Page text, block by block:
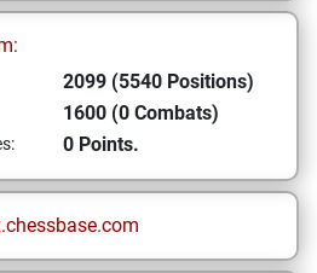
2099 (5540 Positions)
1600 (0 Combats)
0 Points.